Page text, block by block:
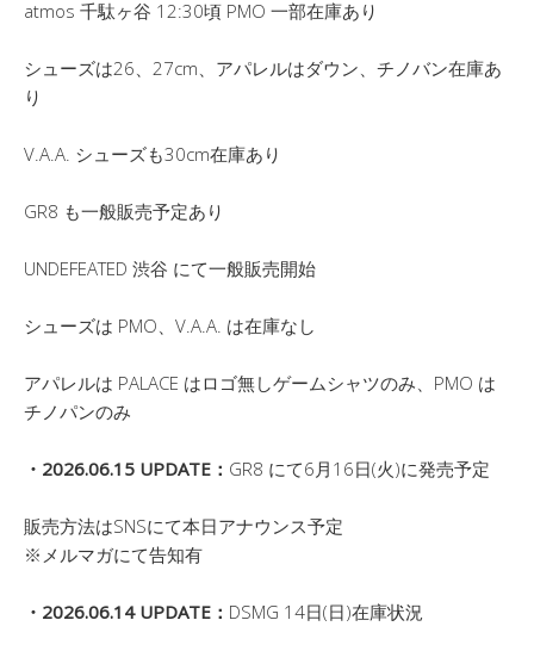
atmos 千駄ヶ谷 12:30頃 PMO 一部在庫あり
シューズは26、27cm、アパレルはダウン、チノバン在庫あ
り
V.A.A. シューズも30cm在庫あり
GR8 も一般販売予定あり
UNDEFEATED 渋谷 にて一般販売開始
シューズは PMO、V.A.A. は在庫なし
アパレルは PALACE はロゴ無しゲームシャツのみ、PMO は
チノパンのみ
・2026.06.15 UPDATE： GR8 にて6月16日(火)に発売予定
販売方法はSNSにて本日アナウンス予定
※メルマガにて告知有
・2026.06.14 UPDATE： DSMG 14日(日)在庫状況